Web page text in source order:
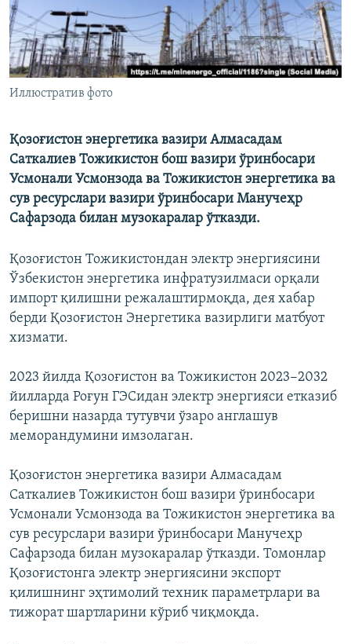
Иллюстратив фото
Қозоғистон энергетика вазири Алмасадам
Саткалиев Тожикистон бош вазири ўринбосари
Усмонали Усмонзода ва Тожикистон энергетика ва
сув ресурслари вазири ўринбосари Манучеҳр
Сафарзода билан музокаралар ўтказди.
Қозоғистон Тожикистондан электр энергиясини
Ўзбекистон энергетика инфратузилмаси орқали
импорт қилишни режалаштирмоқда, дея хабар
берди Қозоғистон Энергетика вазирлиги матбуот
хизмати.
2023 йилда Қозоғистон ва Тожикистон 2023−2032
йилларда Роғун ГЭСидан электр энергияси етказиб
беришни назарда тутувчи ўзаро англашув
меморандумини имзолаган.
Қозоғистон энергетика вазири Алмасадам
Саткалиев Тожикистон бош вазири ўринбосари
Усмонали Усмонзода ва Тожикистон энергетика ва
сув ресурслари вазири ўринбосари Манучеҳр
Сафарзода билан музокаралар ўтказди. Томонлар
Қозоғистонга электр энергиясини экспорт
қилишнинг эҳтимолий техник параметрлари ва
тижорат шартларини кўриб чиқмоқда.